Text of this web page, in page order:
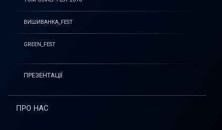
ВИШИВАНКА_FEST
GREEN_FEST
ПРЕЗЕНТАЦІЇ
ПРО НАС